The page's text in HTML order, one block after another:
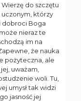
do szczętu
uczonym, którzy
i dobroci Boga
nieraz te
im na
że nauka
pożyteczna, ale
uważam,
woli. Tu,
umysł tak widzi
jasność jej